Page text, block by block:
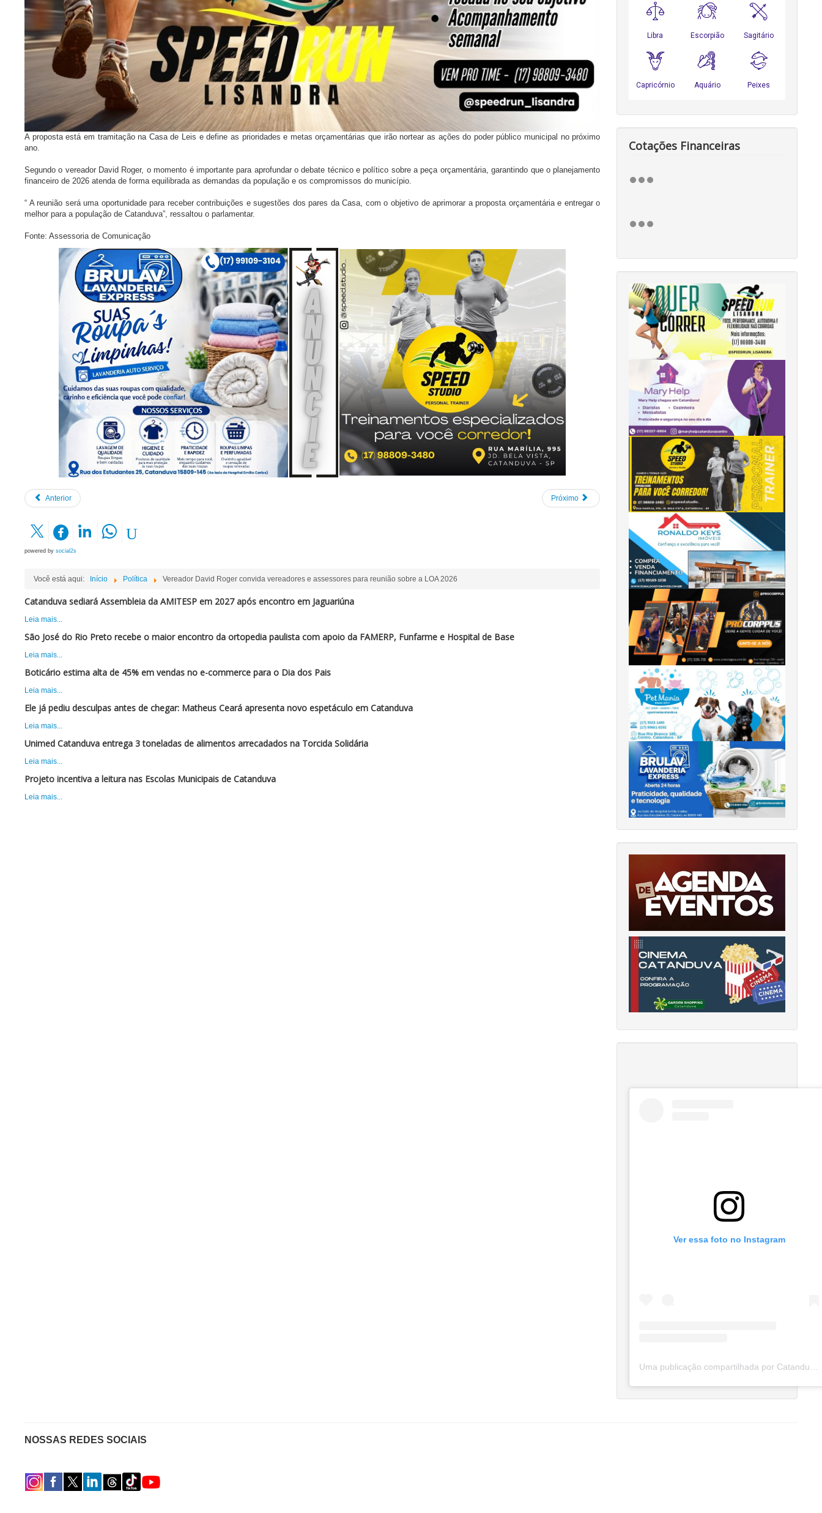
A proposta está em tramitação na Casa de Leis e define as prioridades e metas orçamentárias que irão nortear as ações do poder público municipal no próximo
ano.
Segundo o vereador David Roger, o momento é importante para aprofundar o debate técnico e político sobre a peça orçamentária, garantindo que o planejamento
financeiro de 2026 atenda de forma equilibrada as demandas da população e os compromissos do município.
“ A reunião será uma oportunidade para receber contribuições e sugestões dos pares da Casa, com o objetivo de aprimorar a proposta orçamentária e entregar o
melhor para a população de Catanduva”, ressaltou o parlamentar.
Fonte: Assessoria de Comunicação
Anterior Próximo
powered by social2s
Você está aqui: Início Política Vereador David Roger convida vereadores e assessores para reunião sobre a LOA 2026
Catanduva sediará Assembleia da AMITESP em 2027 após encontro em Jaguariúna
Leia mais...
São José do Rio Preto recebe o maior encontro da ortopedia paulista com apoio da FAMERP, Funfarme e Hospital de Base
Leia mais...
Boticário estima alta de 45% em vendas no e-commerce para o Dia dos Pais
Leia mais...
Ele já pediu desculpas antes de chegar: Matheus Ceará apresenta novo espetáculo em Catanduva
Leia mais...
Unimed Catanduva entrega 3 toneladas de alimentos arrecadados na Torcida Solidária
Leia mais...
Projeto incentiva a leitura nas Escolas Municipais de Catanduva
Leia mais...
Cotações Financeiras
Ver essa foto no Instagram
NOSSAS REDES SOCIAIS